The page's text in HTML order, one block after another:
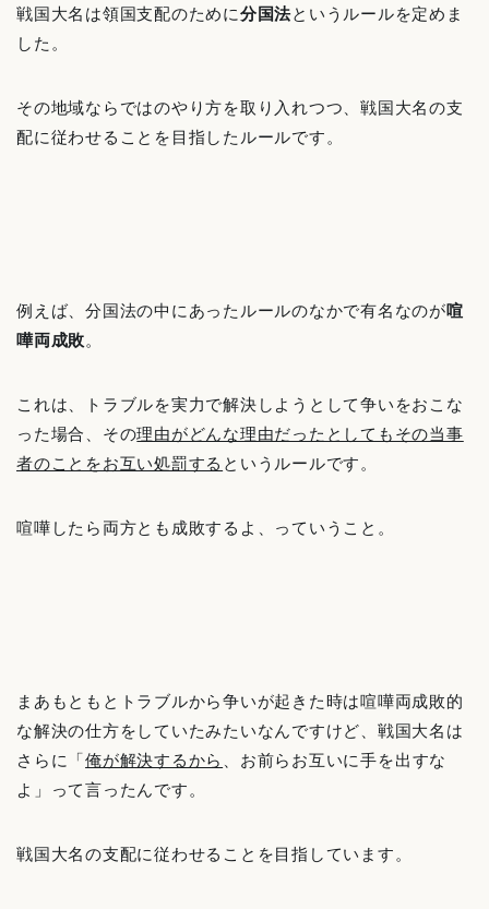
戦国大名は領国支配のために分国法というルールを定めま
した。
その地域ならではのやり方を取り入れつつ、戦国大名の支
配に従わせることを目指したルールです。
例えば、分国法の中にあったルールのなかで有名なのが喧
嘩両成敗。
これは、トラブルを実力で解決しようとして争いをおこな
った場合、その理由がどんな理由だったとしてもその当事
者のことをお互い処罰する というルールです。
喧嘩したら両方とも成敗するよ、っていうこと。
まあもともとトラブルから争いが起きた時は喧嘩両成敗的
な解決の仕方をしていたみたいなんですけど、戦国大名は
さらに「俺が解決するから
、お前らお互いに手を出すな
よ」って言ったんです。
戦国大名の支配に従わせることを目指しています。